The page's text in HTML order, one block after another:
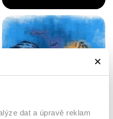
dat a úpravě reklam